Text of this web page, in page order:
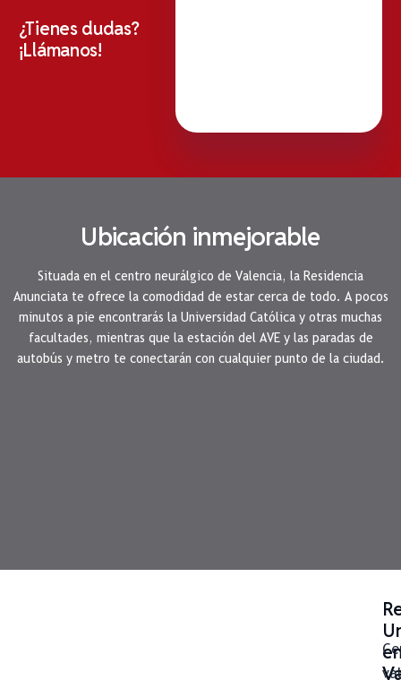
¿Tienes dudas?
¡Llámanos!
Ubicación inmejorable
Situada en el centro neurálgico de Valencia, la Residencia
Anunciata te ofrece la comodidad de estar cerca de todo. A pocos
minutos a pie encontrarás la Universidad Católica y otras muchas
facultades, mientras que la estación del AVE y las paradas de
autobús y metro te conectarán con cualquier punto de la ciudad.